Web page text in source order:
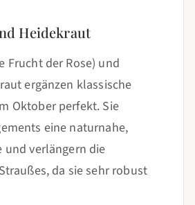
Heidekraut
Frucht der Rose) und
ergänzen klassische
Oktober perfekt. Sie
eine naturnahe,
verlängern die
da sie sehr robust